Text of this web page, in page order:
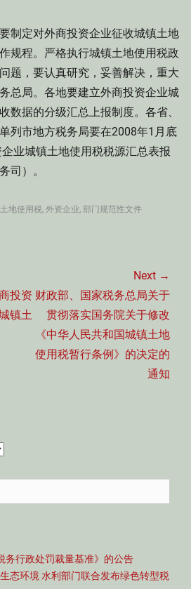
定对外商投资企业征收城镇土地
规程。严格执行城镇土地使用税政
题，要认真研究，妥善解决，重大
总局。各地要建立外商投资企业城
数据的分级汇总上报制度。各省、
列市地方税务局要在2008年1月底
业城镇土地使用税税源汇总表报
司）。
地使用税, 外资企业, 部门规范性文件
投资
镇土
Next →
Next
post:
财政部、国家税务总局关于
贯彻落实国务院关于修改
《中华人民共和国城镇土地
使用税暂行条例》的决定的
通知
务行政处罚裁量基准》的公告
态环境 水利部门联合发布绿色转型税